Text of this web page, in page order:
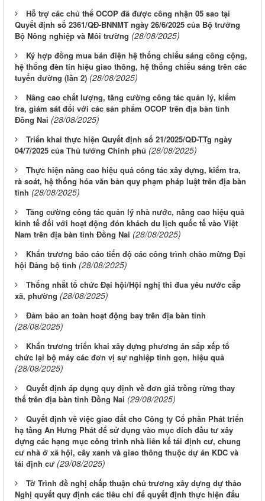
Hỗ trợ các chủ thể OCOP đã được công nhận 05 sao tại
Quyết định số 2361/QĐ-BNNMT ngày 26/6/2025 của Bộ trưởng
Bộ Nông nghiệp và Môi trường (28/08/2025)
Ký hợp đồng mua bán điện hệ thống chiếu sáng công cộng,
hệ thống đèn tín hiệu giao thông, hệ thống chiếu sáng trên các
tuyến đường (lần 2) (28/08/2025)
Nâng cao chất lượng, tăng cường công tác quản lý, kiểm
tra, giám sát đối với các sản phẩm OCOP trên địa bàn tỉnh
Đồng Nai (28/08/2025)
Triển khai thực hiện Quyết định số 21/2025/QĐ-TTg ngày
04/7/2025 của Thủ tướng Chính phủ (28/08/2025)
Thực hiện nâng cao hiệu quả công tác xây dựng, kiểm tra,
rà soát, hệ thống hóa văn bản quy phạm pháp luật trên địa bàn
tỉnh (28/08/2025)
Tăng cường công tác quản lý nhà nước, nâng cao hiệu quả
kinh tế đối với hoạt động đón khách du lịch quốc tế vào Việt
Nam trên địa bàn tỉnh Đồng Nai (28/08/2025)
Khẩn trương báo cáo tiến độ các công trình chào mừng Đại
hội Đảng bộ tỉnh (28/08/2025)
Thống nhất tổ chức Đại hội/Hội nghị thi đua yêu nước cấp
xã, phường (28/08/2025)
Đảm bảo an toàn hoạt động bay trên địa bàn tỉnh
(28/08/2025)
Khẩn trương triển khai xây dựng phương án sắp xếp tổ
chức lại bộ máy các đơn vị sự nghiệp tinh gọn, hiệu quả
(28/08/2025)
Quyết định áp dụng quy định về đơn giá trồng rừng thay
thế trên địa bàn tỉnh Đồng Nai (29/08/2025)
Quyết định về việc giao đất cho Công ty Cổ phần Phát triển
hạ tầng An Hưng Phát để sử dụng vào mục đích đầu tư xây
dựng các hạng mục công trình nhà liên kế tái định cư, chung
cư nhà ở xã hội, cây xanh và giao thông thuộc dự án KDC và
tái định cư (29/08/2025)
Tờ Trình đề nghị chấp thuận chủ trương xây dựng dự thảo
Nghị quyết quy định các tiêu chí để quyết định thực hiện đấu